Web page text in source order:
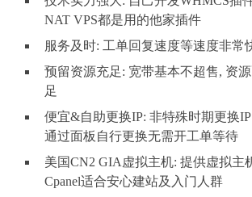
NAT VPS都是用的他家插件
服务及时: 工单回复速度等速度非常
预留资源充足: 宽带基本不超售, 资
足
便宜&自助更换IP: 非特殊时期更换
通过面板自行更换无需开工单等待
美国CN2 GIA虚拟主机: 提供虚拟主
Cpanel适合安心建站及入门人群